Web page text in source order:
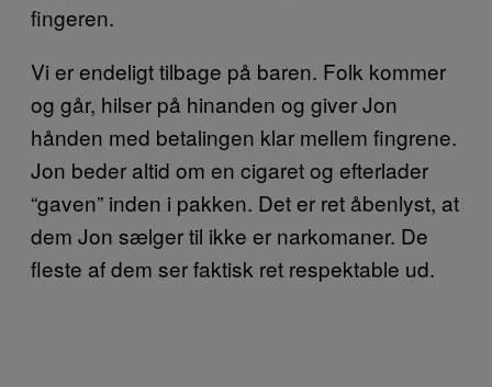
fingeren.
Vi er endeligt tilbage på baren. Folk kommer
og går, hilser på hinanden og giver Jon
hånden med betalingen klar mellem fingrene.
Jon beder altid om en cigaret og efterlader
“gaven” inden i pakken. Det er ret åbenlyst, at
dem Jon sælger til ikke er narkomaner. De
fleste af dem ser faktisk ret respektable ud.